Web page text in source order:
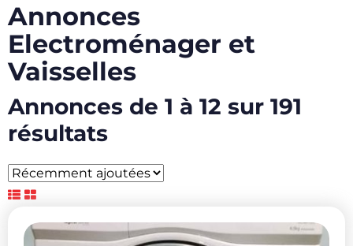
Annonces
Electroménager et
Vaisselles
Annonces de 1 à 12 sur 191
résultats